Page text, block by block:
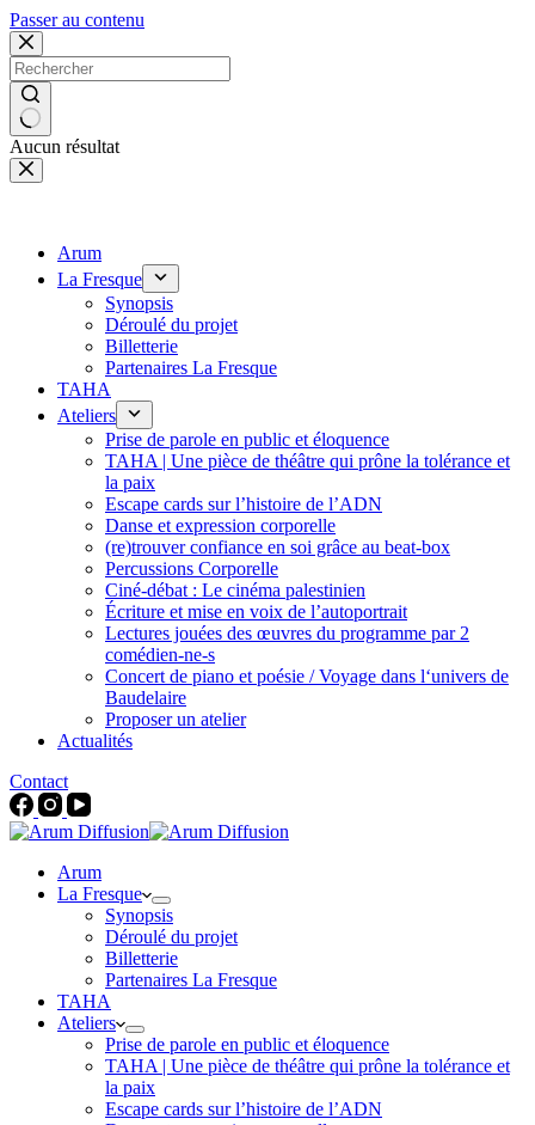
Panneau de gestion des cookies
Passer au contenu
Aucun résultat
Arum
La Fresque
Synopsis
Déroulé du projet
Billetterie
Partenaires La Fresque
TAHA
Ateliers
Prise de parole en public et éloquence
TAHA | Une pièce de théâtre qui prône la tolérance et
la paix
Escape cards sur l’histoire de l’ADN
Danse et expression corporelle
(re)trouver confiance en soi grâce au beat-box
Percussions Corporelle
Ciné-débat : Le cinéma palestinien
Écriture et mise en voix de l’autoportrait
Lectures jouées des œuvres du programme par 2
comédien-ne-s
Concert de piano et poésie / Voyage dans l‘univers de
Baudelaire
Proposer un atelier
Actualités
Contact
Arum
La Fresque
Synopsis
Déroulé du projet
Billetterie
Partenaires La Fresque
TAHA
Ateliers
Prise de parole en public et éloquence
TAHA | Une pièce de théâtre qui prône la tolérance et
la paix
Escape cards sur l’histoire de l’ADN